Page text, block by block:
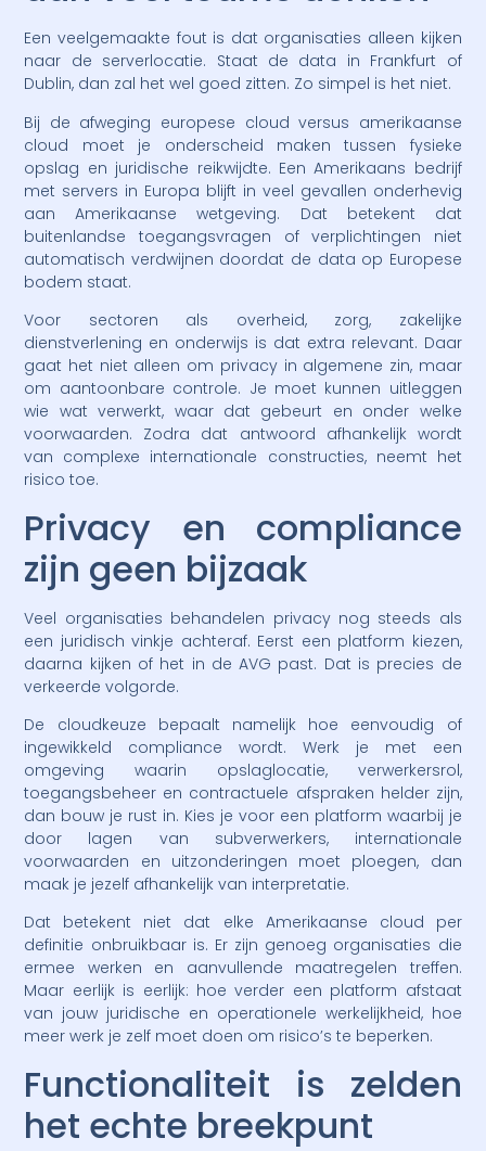
Een veelgemaakte fout is dat organisaties alleen kijken
naar de serverlocatie. Staat de data in Frankfurt of
Dublin, dan zal het wel goed zitten. Zo simpel is het niet.
Bij de afweging europese cloud versus amerikaanse
cloud moet je onderscheid maken tussen fysieke
opslag en juridische reikwijdte. Een Amerikaans bedrijf
met servers in Europa blijft in veel gevallen onderhevig
aan Amerikaanse wetgeving. Dat betekent dat
buitenlandse toegangsvragen of verplichtingen niet
automatisch verdwijnen doordat de data op Europese
bodem staat.
Voor sectoren als overheid, zorg, zakelijke
dienstverlening en onderwijs is dat extra relevant. Daar
gaat het niet alleen om privacy in algemene zin, maar
om aantoonbare controle. Je moet kunnen uitleggen
wie wat verwerkt, waar dat gebeurt en onder welke
voorwaarden. Zodra dat antwoord afhankelijk wordt
van complexe internationale constructies, neemt het
risico toe.
Privacy en compliance
zijn geen bijzaak
Veel organisaties behandelen privacy nog steeds als
een juridisch vinkje achteraf. Eerst een platform kiezen,
daarna kijken of het in de AVG past. Dat is precies de
verkeerde volgorde.
De cloudkeuze bepaalt namelijk hoe eenvoudig of
ingewikkeld compliance wordt. Werk je met een
omgeving waarin opslaglocatie, verwerkersrol,
toegangsbeheer en contractuele afspraken helder zijn,
dan bouw je rust in. Kies je voor een platform waarbij je
door lagen van subverwerkers, internationale
voorwaarden en uitzonderingen moet ploegen, dan
maak je jezelf afhankelijk van interpretatie.
Dat betekent niet dat elke Amerikaanse cloud per
definitie onbruikbaar is. Er zijn genoeg organisaties die
ermee werken en aanvullende maatregelen treffen.
Maar eerlijk is eerlijk: hoe verder een platform afstaat
van jouw juridische en operationele werkelijkheid, hoe
meer werk je zelf moet doen om risico’s te beperken.
Functionaliteit is zelden
het echte breekpunt